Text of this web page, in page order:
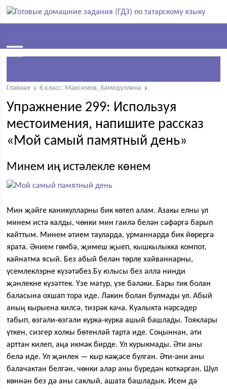
Главная 6 класс: Максимов, Хамидуллина
Упражнение 299: Используя
местоимения, напишите рассказ
«Мой самый памятный день»
Минем иң истәлекле көнем
Мин җәйге каникулларны бик көтеп алам. Азакы елны ул
минем истә калды, чөнки мин гаилә белән сәфәргә барып
кайттым. Минем әтием тауларда, урманнарда бик йөрергә
ярата. Әнием гөмбә, җимеш җыеп, кышкылыкка компот,
кайнатма ясый. Без абый белән төрле хайваннарны,
үсемлеклэрне күзәтәбез.Бу юлысы без әллә нинди
җәнлекне күзәттек. Үзе матур, үзе бәләки. Бары тик болан
баласына охшап тора иде. Ләкин болан булмады ул. Абый
аның кырыена килсә, тизрәк кача. Куалыкта нәрсәдер
табып, өзгәли-өзгәли курка-курка ашый башлады. Тояклары
үткен, сизгер холкы бөтенләй тарта иде. Соңыннан, әти
арттан килеп, аңа икмәк бирде. Ул курыкмады. Әти аны
белә иде. Ул җәнлек — кыр кәҗәсе булган. Әти-әни аны
балачактан белгән, чөнки алар аны бүредән коткарган. Шул
көннән без дә аны саклый, ашата башладык. Исем дә